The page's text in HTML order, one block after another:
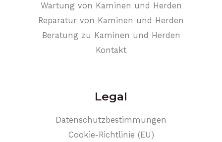
Wartung von Kaminen und Herden
Reparatur von Kaminen und Herden
Beratung zu Kaminen und Herden
Kontakt
Legal
Datenschutzbestimmungen
Cookie-Richtlinie (EU)